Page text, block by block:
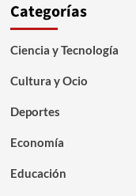
Categorías
Ciencia y Tecnología
Cultura y Ocio
Deportes
Economía
Educación